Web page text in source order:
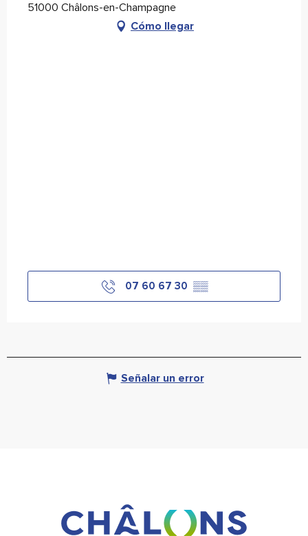
51000 Châlons-en-Champagne
Cómo llegar
07 60 67 30 ▒▒
Señalar un error